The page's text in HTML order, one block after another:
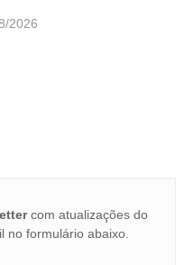
2026
com atualizações do
no formulário abaixo.